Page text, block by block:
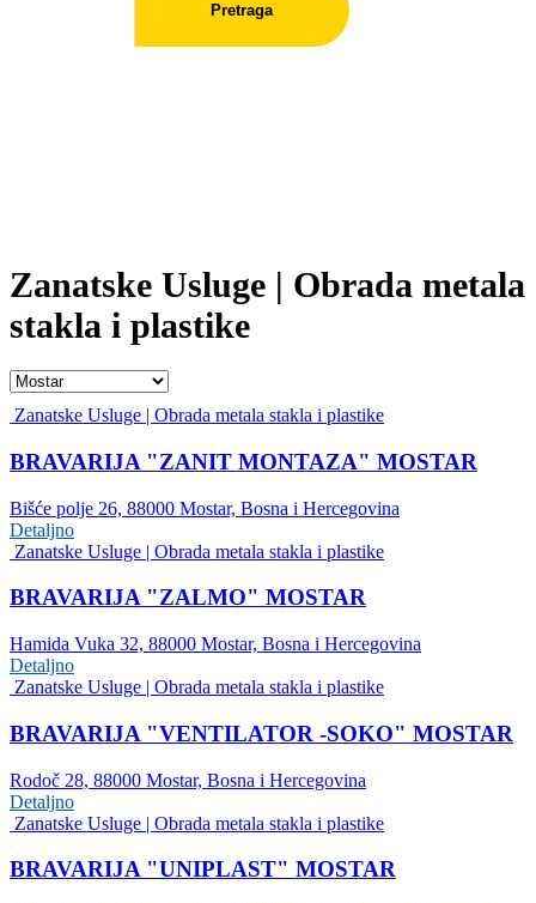
Pretraga
Zanatske Usluge | Obrada metala
stakla i plastike
Zanatske Usluge | Obrada metala stakla i plastike
BRAVARIJA "ZANIT MONTAZA" MOSTAR
Bišće polje 26, 88000 Mostar, Bosna i Hercegovina
Detaljno
Zanatske Usluge | Obrada metala stakla i plastike
BRAVARIJA "ZALMO" MOSTAR
Hamida Vuka 32, 88000 Mostar, Bosna i Hercegovina
Detaljno
Zanatske Usluge | Obrada metala stakla i plastike
BRAVARIJA "VENTILATOR -SOKO" MOSTAR
Rodoč 28, 88000 Mostar, Bosna i Hercegovina
Detaljno
Zanatske Usluge | Obrada metala stakla i plastike
BRAVARIJA "UNIPLAST" MOSTAR